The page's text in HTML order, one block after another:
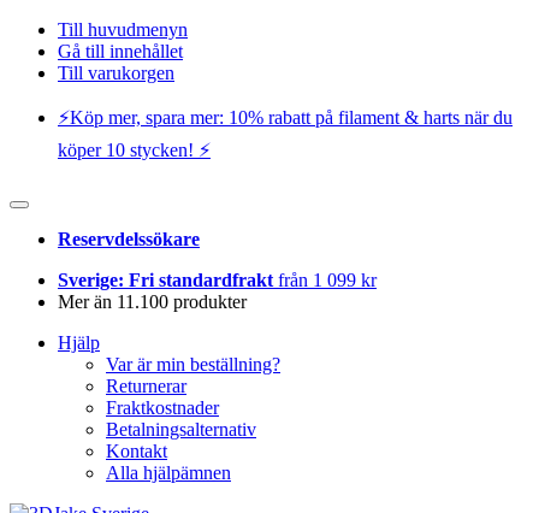
Till huvudmenyn
Gå till innehållet
Till varukorgen
⚡️Köp mer, spara mer: 10% rabatt på filament & harts när du
köper 10 stycken! ⚡️
Reservdelssökare
Sverige: Fri standardfrakt från 1 099 kr
Mer än 11.100 produkter
Hjälp
Var är min beställning?
Returnerar
Fraktkostnader
Betalningsalternativ
Kontakt
Alla hjälpämnen